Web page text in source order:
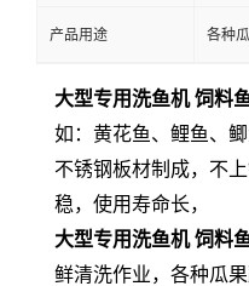
产品用途 各种
大型专用洗鱼机 饲料
如：黄花鱼、鲤鱼、
不锈钢板材制成，不
稳，使用寿命长，
大型专用洗鱼机 饲料
鲜清洗作业，各种瓜果